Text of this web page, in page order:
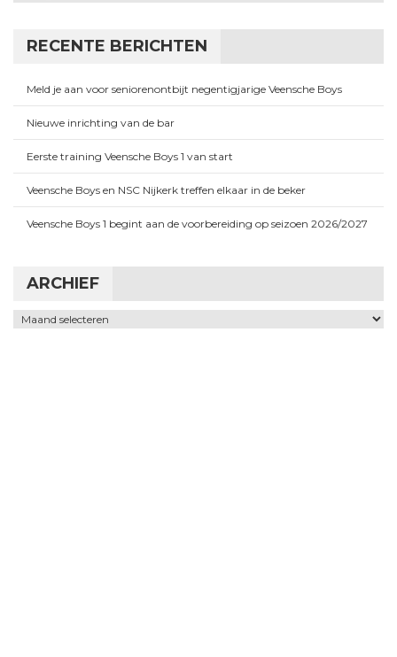
RECENTE BERICHTEN
Meld je aan voor seniorenontbijt negentigjarige Veensche Boys
Nieuwe inrichting van de bar
Eerste training Veensche Boys 1 van start
Veensche Boys en NSC Nijkerk treffen elkaar in de beker
Veensche Boys 1 begint aan de voorbereiding op seizoen 2026/2027
ARCHIEF
Archief